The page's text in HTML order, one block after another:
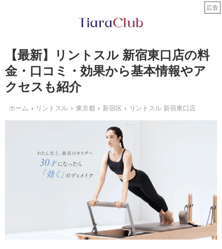
【最新】リントスル 新宿東口店の料
金・口コミ・効果から基本情報やア
クセスも紹介
ホーム リントスル 東京都 新宿区 リントスル 新宿東口店